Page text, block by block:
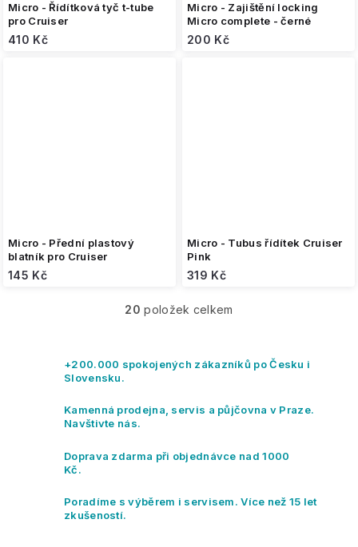
Micro - Řídítková tyč t-tube
pro Cruiser
410 Kč
Micro - Zajištění locking
Micro complete - černé
200 Kč
Micro - Přední plastový
blatník pro Cruiser
145 Kč
Micro - Tubus řídítek Cruiser
Pink
319 Kč
O
á
c
r
v
y
20 položek celkem
+200.000 spokojených zákazníků po Česku i
Slovensku.
Kamenná prodejna, servis a půjčovna v Praze.
Navštivte nás.
Doprava zdarma při objednávce nad 1000
Kč.
Poradíme s výběrem i servisem. Více než 15 let
zkušeností.